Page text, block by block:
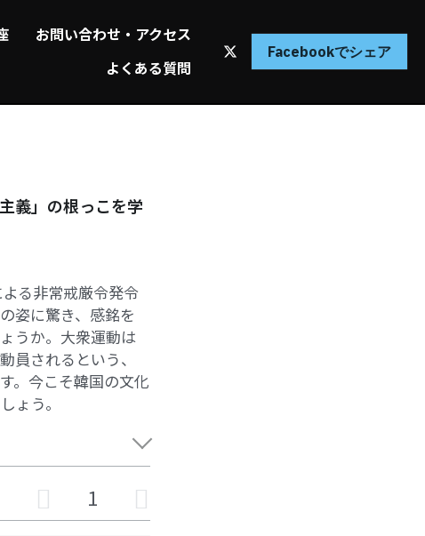
過去の講座 … Facebookでシェア